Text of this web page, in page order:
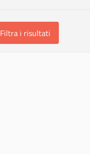
Filtra i risultati